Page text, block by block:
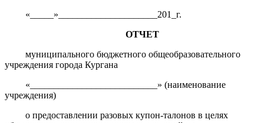
«_____»_____________________201_г.
ОТЧЕТ
муниципального бюджетного общеобразовательного
учреждения города Кургана
«___________________________» (наименование
учреждения)
о предоставлении разовых купон-талонов в целях